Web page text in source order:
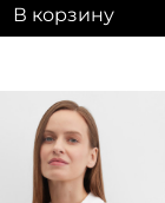
В корзину